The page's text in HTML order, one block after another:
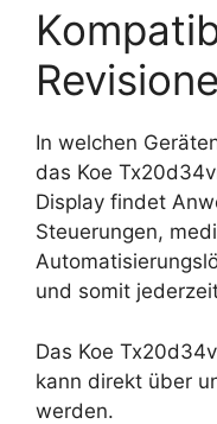
In welchen
das Koe
Display findet
Steuerungen,
und somit
Das Koe
kann direkt über
werden.